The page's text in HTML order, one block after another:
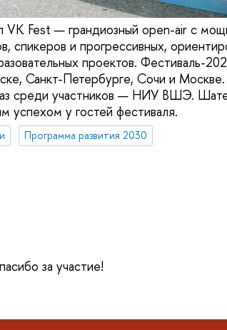
VK Fest — грандиозный open-air с
спикеров и прогрессивных,
проектов. Фестиваль-
Санкт-Петербурге, Сочи и
среди участников — НИУ ВШЭ.
успехом у гостей фестиваля.
Программа развития 2030
за участие!